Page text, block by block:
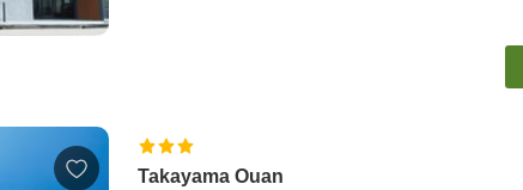
Takayama Ouan